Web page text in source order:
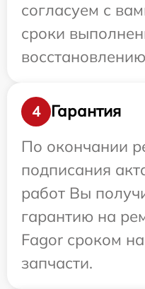
согласуем с
сроки
4
Гарантия
По окончании
подписания
работ Вы
гарантию на
Fagor сроком
запчасти.